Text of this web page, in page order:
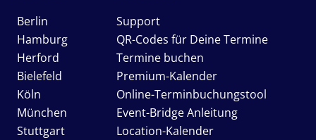
Berlin
Hamburg
Herford
Bielefeld
Köln
München
Stuttgart
Support
QR-Codes für Deine Termine
Termine buchen
Premium-Kalender
Online-Terminbuchungstool
Event-Bridge Anleitung
Location-Kalender